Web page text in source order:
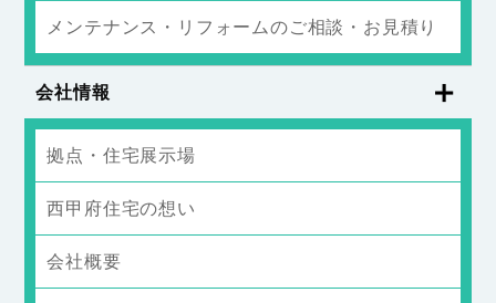
メンテナンス・リフォームのご相談・お見積り
会社情報
拠点・住宅展示場
西甲府住宅の想い
会社概要